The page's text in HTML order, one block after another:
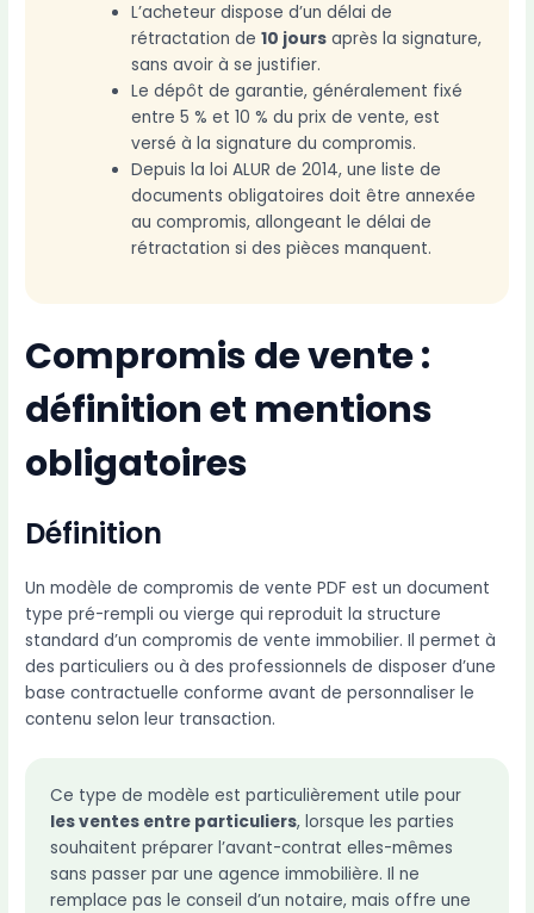
L’acheteur dispose d’un délai de
rétractation de 10 joursaprès la signature,
sans avoir à se justifier.
Le dépôt de garantie, généralement fixé
entre 5 % et 10 % du prix de vente, est
versé à la signature du compromis.
Depuis la loi ALUR de 2014, une liste de
documents obligatoires doit être annexée
au compromis, allongeant le délai de
rétractation si des pièces manquent.
Compromis de vente :
définition et mentions
obligatoires
Définition
Un modèle de compromis de vente PDF est un document
type pré-rempli ou vierge qui reproduit la structure
standard d’un compromis de vente immobilier. Il permet à
des particuliers ou à des professionnels de disposer d’une
base contractuelle conforme avant de personnaliser le
contenu selon leur transaction.
Ce type de modèle est particulièrement utile pour
les ventes entre particuliers, lorsque les parties
souhaitent préparer l’avant-contrat elles-mêmes
sans passer par une agence immobilière. Il ne
remplace pas le conseil d’un notaire, mais offre une